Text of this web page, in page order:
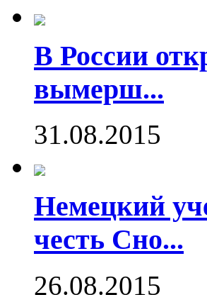
В России
вымерш...
31.08.2015
Немецкий
честь Сно...
26.08.2015